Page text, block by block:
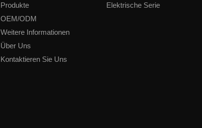
Produkte
OEM/ODM
Weitere Informationen
Über Uns
Kontaktieren Sie Uns
Elektrische Serie